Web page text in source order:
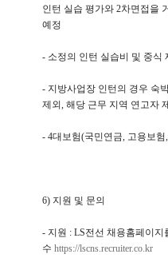
인턴 실습 평가와 2차면접을
예정
- 소정의 인턴 실습비 및 중식
- 지방사업장 인턴의 경우 숙
제외 , 해당 근무 지역 연고자
- 4대보험(국민연금, 고용보험,
6) 지원 및 문의
- 지원 : LS전선 채용홈페이지
수 https://lscns.recruiter.co.kr